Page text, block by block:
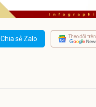
Chia sẻ Zalo Theo dõi trên